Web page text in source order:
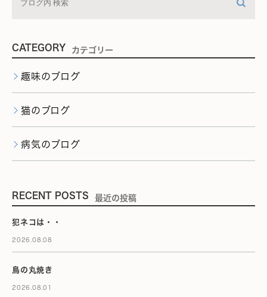
CATEGORY カテゴリー
趣味のブログ
猫のブログ
病気のブログ
RECENT POSTS 最近の投稿
犯ネコは・・
2026.08.08
鳥の丸焼き
2026.08.01